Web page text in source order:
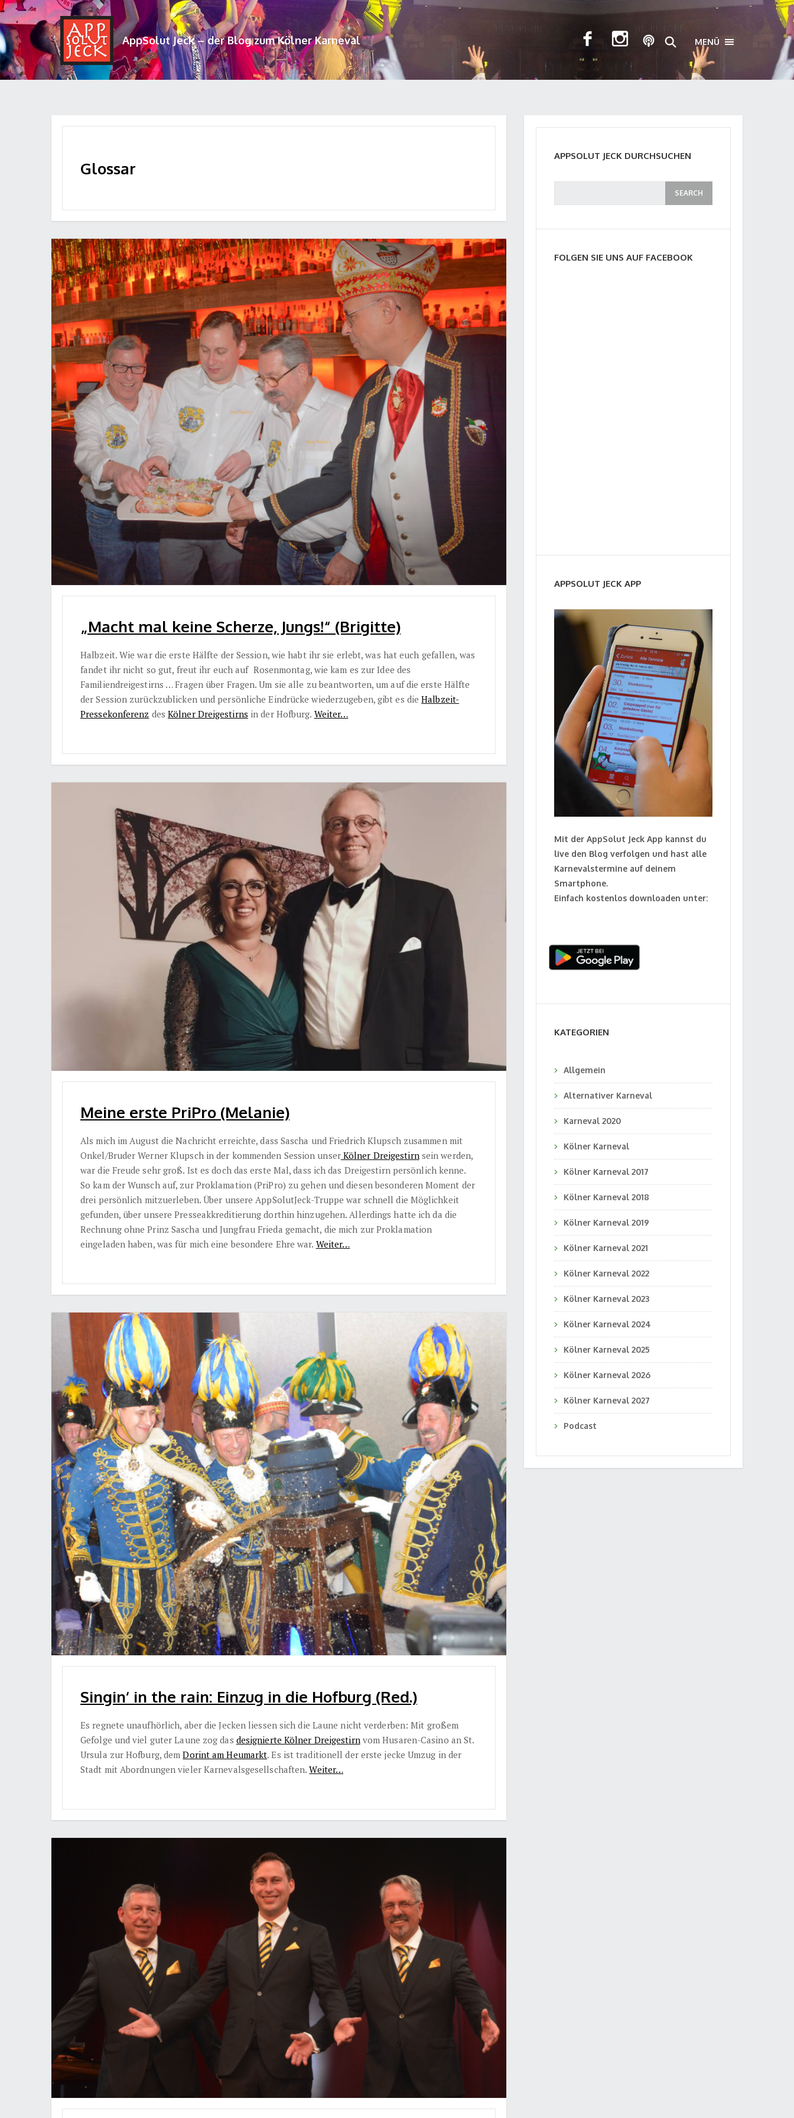
AppSolut Jeck – der Blog zum Kölner Karneval MENÜ TOGGLE
Glossar
„Macht mal keine Scherze, Jungs!“ (Brigitte)
Halbzeit. Wie war die erste Hälfte der Session, wie habt ihr sie erlebt, was hat euch gefallen, was
fandet ihr nicht so gut, freut ihr euch auf Rosenmontag, wie kam es zur Idee des
Familiendreigestirns … Fragen über Fragen. Um sie alle zu beantworten, um auf die erste Hälfte
der Session zurückzublicken und persönliche Eindrücke wiederzugeben, gibt es dieHalbzeit-
Pressekonferenz des Kölner Dreigestirns in der Hofburg. Weiter…
Meine erste PriPro (Melanie)
Als mich im August die Nachricht erreichte, dass Sascha und Friedrich Klupsch zusammen mit
Onkel/Bruder Werner Klupsch in der kommenden Session unserKölner Dreigestirnsein werden,
war die Freude sehr groß. Ist es doch das erste Mal, dass ich das Dreigestirn persönlich kenne.
So kam der Wunsch auf, zur Proklamation (PriPro) zu gehen und diesen besonderen Moment der
drei persönlich mitzuerleben. Über unsere AppSolutJeck-Truppe war schnell die Möglichkeit
gefunden, über unsere Presseakkreditierung dorthin hinzugehen. Allerdings hatte ich da die
Rechnung ohne Prinz Sascha und Jungfrau Frieda gemacht, die mich zur Proklamation
eingeladen haben, was für mich eine besondere Ehre war. Weiter…
Singin‘ in the rain: Einzug in die Hofburg (Red.)
Es regnete unaufhörlich, aber die Jecken liessen sich die Laune nicht verderben: Mit großem
Gefolge und viel guter Laune zog das designierte Kölner Dreigestirnvom Husaren-Casino an St.
Ursula zur Hofburg, demDorint am Heumarkt. Es ist traditionell der erste jecke Umzug in der
Stadt mit Abordnungen vieler Karnevalsgesellschaften.Weiter…
APPSOLUT JECK DURCHSUCHEN
FOLGEN SIE UNS AUF FACEBOOK
APPSOLUT JECK APP
Mit der AppSolut Jeck App kannst du
live den Blog verfolgen und hast alle
Karnevalstermine auf deinem
Smartphone.
Einfach kostenlos downloaden unter:
KATEGORIEN
Allgemein
Alternativer Karneval
Karneval 2020
Kölner Karneval
Kölner Karneval 2017
Kölner Karneval 2018
Kölner Karneval 2019
Kölner Karneval 2021
Kölner Karneval 2022
Kölner Karneval 2023
Kölner Karneval 2024
Kölner Karneval 2025
Kölner Karneval 2026
Kölner Karneval 2027
Podcast